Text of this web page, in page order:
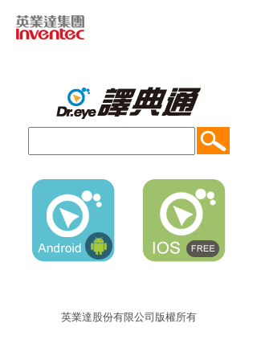
英業達股份有限公司版權所有